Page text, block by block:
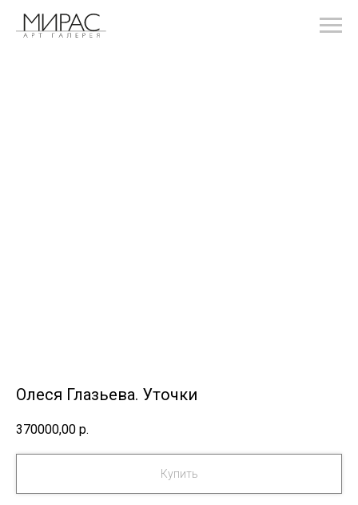
Олеся Глазьева. Уточки
370000,00 р.
Купить